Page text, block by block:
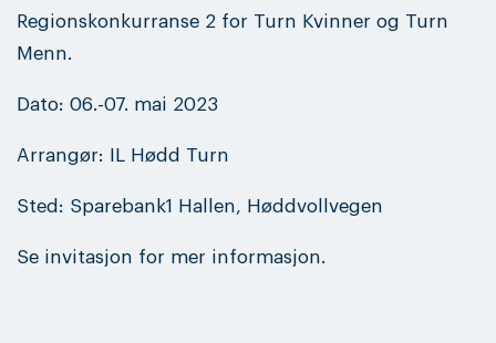
Regionskonkurranse 2 for Turn Kvinner og Turn
Menn.
Dato: 06.-07. mai 2023
Arrangør: IL Hødd Turn
Sted: Sparebank1 Hallen, Høddvollvegen
Se invitasjon for mer informasjon.